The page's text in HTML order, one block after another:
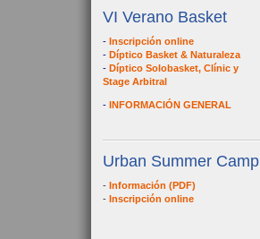
VI Verano Basket
- Inscripción online
- Díptico Basket & Naturaleza
- Díptico Solobasket, Clínic y
Stage Arbitral
- INFORMACIÓN GENERAL
Urban Summer Camp
- Información (PDF)
- Inscripción online